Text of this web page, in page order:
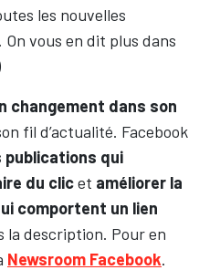
les nouvelles
vous en dit plus dans
changement dans son
fil d’actualité. Facebook
publications qui
du clicet améliorer la
comportent un lien
la description. Pour en
Newsroom Facebook.